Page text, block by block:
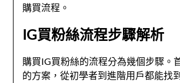
購買流程。
IG買粉絲流程步驟解析
購買IG買粉絲的流程分為幾個步驟。
的方案，從初學者到進階用戶都能找